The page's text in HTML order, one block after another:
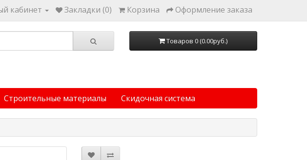
кабинет Закладки (0) Корзина Оформление заказа
Товаров 0 (0.00руб.)
Строительные материалы Скидочная система